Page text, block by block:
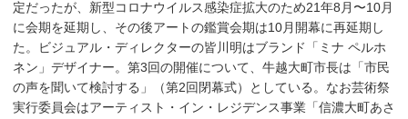
定だったが、新型コロナウイルス感染症拡大のため21年8月〜10月
に会期を延期し、その後アートの鑑賞会期は10月開幕に再延期し
た。ビジュアル・ディレクターの皆川明はブランド「ミナ ペルホ
ネン」デザイナー。第3回の開催について、牛越大町市長は「市民
の声を聞いて検討する」（第2回閉幕式）としている。なお芸術祭
実行委員会はアーティスト・イン・レジデンス事業「信濃大町あさ